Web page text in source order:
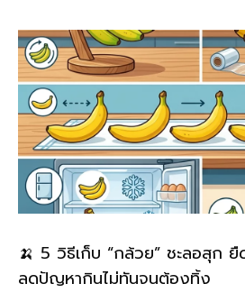
🍌 5 วิธีเก็บ “กล้วย” ชะลอสุก ยื
ลดปัญหากินไม่ทันจนต้องทิ้ง